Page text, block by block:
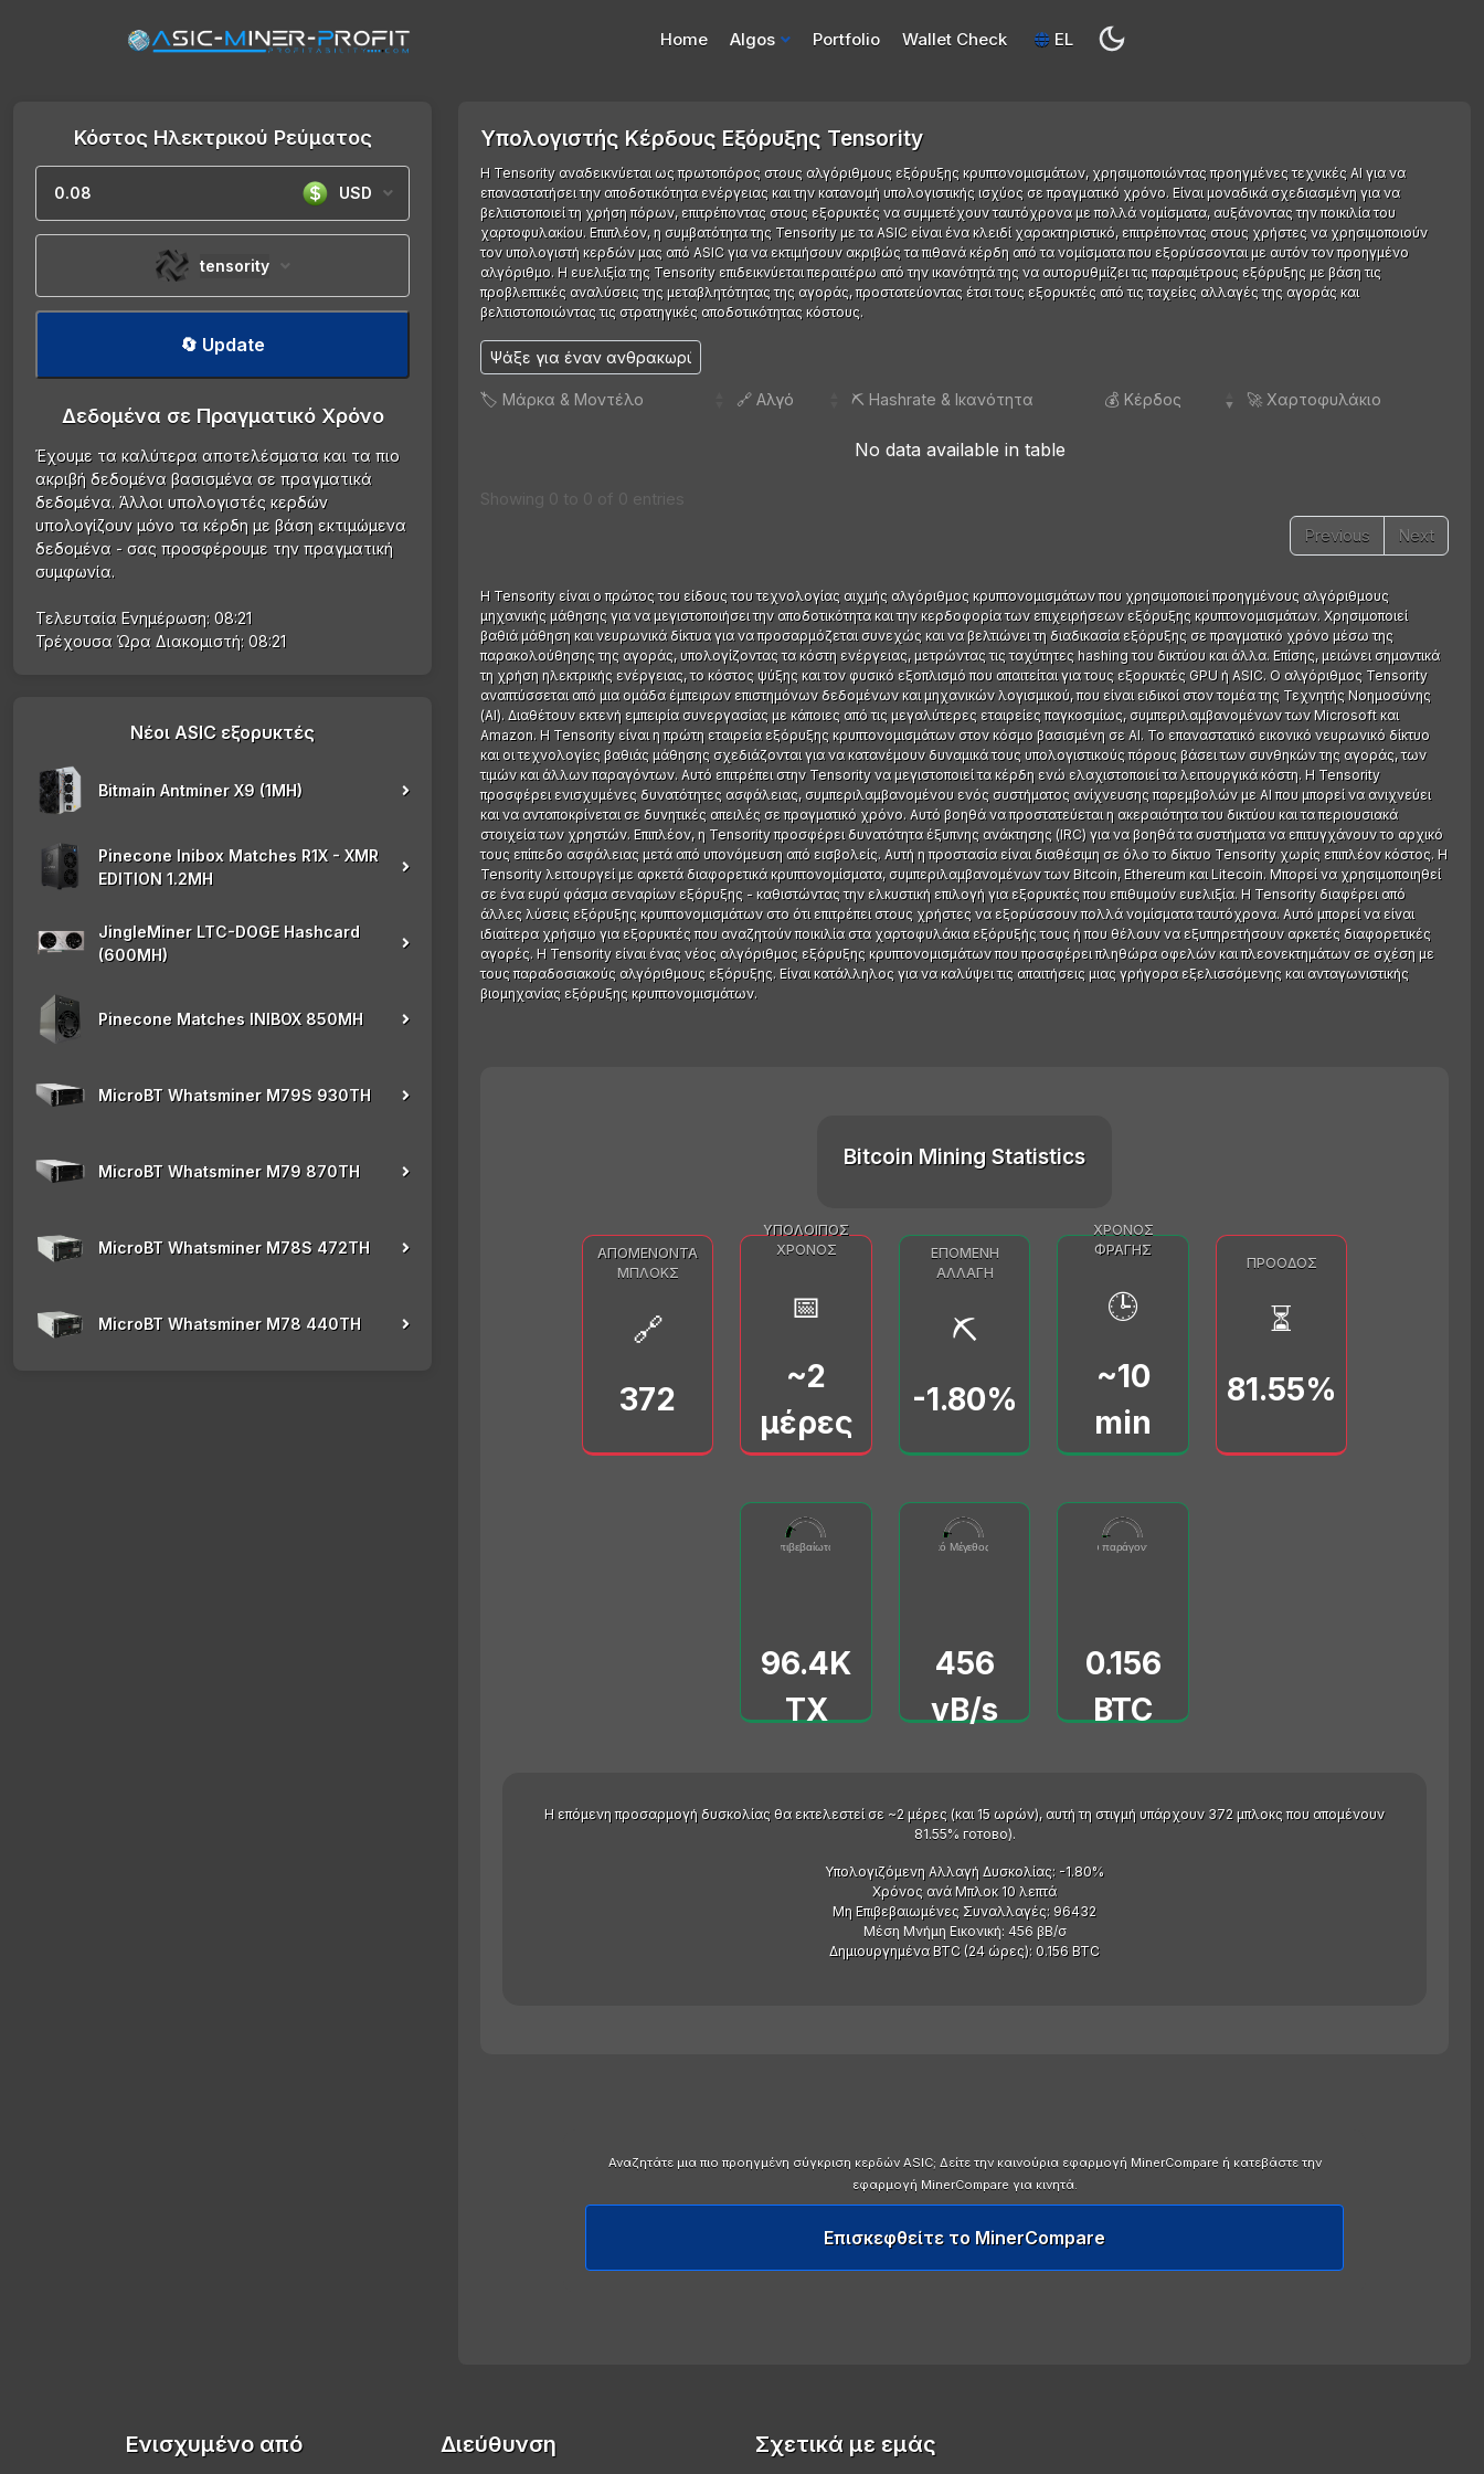
Home Algos Portfolio Wallet Check EL
Κόστος Ηλεκτρικού Ρεύματος
USD
tensority
🔄 Update
Δεδομένα σε Πραγματικό Χρόνο
Έχουμε τα καλύτερα αποτελέσματα και τα πιο
ακριβή δεδομένα βασισμένα σε πραγματικά
δεδομένα. Άλλοι υπολογιστές κερδών
υπολογίζουν μόνο τα κέρδη με βάση εκτιμώμενα
δεδομένα - σας προσφέρουμε την πραγματική
συμφωνία.
Τελευταία Ενημέρωση: 08:21
Τρέχουσα Ώρα Διακομιστή: 08:21
Νέοι ASIC εξορυκτές
Bitmain Antminer X9 (1MH)
Pinecone Inibox Matches R1X - XMR
EDITION 1.2MH
JingleMiner LTC-DOGE Hashcard
(600MH)
Pinecone Matches INIBOX 850MH
MicroBT Whatsminer M79S 930TH
MicroBT Whatsminer M79 870TH
MicroBT Whatsminer M78S 472TH
MicroBT Whatsminer M78 440TH
Υπολογιστής Κέρδους Εξόρυξης Tensority
Η Tensority αναδεικνύεται ως πρωτοπόρος στους αλγόριθμους εξόρυξης κρυπτονομισμάτων, χρησιμοποιώντας προηγμένες τεχνικές AI για να
επαναστατήσει την αποδοτικότητα ενέργειας και την κατανομή υπολογιστικής ισχύος σε πραγματικό χρόνο. Είναι μοναδικά σχεδιασμένη για να
βελτιστοποιεί τη χρήση πόρων, επιτρέποντας στους εξορυκτές να συμμετέχουν ταυτόχρονα με πολλά νομίσματα, αυξάνοντας την ποικιλία του
χαρτοφυλακίου. Επιπλέον, η συμβατότητα της Tensority με τα ASIC είναι ένα κλειδί χαρακτηριστικό, επιτρέποντας στους χρήστες να χρησιμοποιούν
τον υπολογιστή κερδών μας από ASIC για να εκτιμήσουν ακριβώς τα πιθανά κέρδη από τα νομίσματα που εξορύσσονται με αυτόν τον προηγμένο
αλγόριθμο. Η ευελιξία της Tensority επιδεικνύεται περαιτέρω από την ικανότητά της να αυτορυθμίζει τις παραμέτρους εξόρυξης με βάση τις
προβλεπτικές αναλύσεις της μεταβλητότητας της αγοράς, προστατεύοντας έτσι τους εξορυκτές από τις ταχείες αλλαγές της αγοράς και
βελτιστοποιώντας τις στρατηγικές αποδοτικότητας κόστους.
🏷️ Μάρκα & Μοντέλο 🔗 Αλγό ⛏️ Hashrate & Ικανότητα 💰 Κέρδος 🚀 Χαρτοφυλάκιο
No data available in table
Showing 0 to 0 of 0 entries
Previous
Next
Η Tensority είναι ο πρώτος του είδους του τεχνολογίας αιχμής αλγόριθμος κρυπτονομισμάτων που χρησιμοποιεί προηγμένους αλγόριθμους
μηχανικής μάθησης για να μεγιστοποιήσει την αποδοτικότητα και την κερδοφορία των επιχειρήσεων εξόρυξης κρυπτονομισμάτων. Χρησιμοποιεί
βαθιά μάθηση και νευρωνικά δίκτυα για να προσαρμόζεται συνεχώς και να βελτιώνει τη διαδικασία εξόρυξης σε πραγματικό χρόνο μέσω της
παρακολούθησης της αγοράς, υπολογίζοντας τα κόστη ενέργειας, μετρώντας τις ταχύτητες hashing του δικτύου και άλλα. Επίσης, μειώνει σημαντικά
τη χρήση ηλεκτρικής ενέργειας, το κόστος ψύξης και τον φυσικό εξοπλισμό που απαιτείται για τους εξορυκτές GPU ή ASIC. Ο αλγόριθμος Tensority
αναπτύσσεται από μια ομάδα έμπειρων επιστημόνων δεδομένων και μηχανικών λογισμικού, που είναι ειδικοί στον τομέα της Τεχνητής Νοημοσύνης
(AI). Διαθέτουν εκτενή εμπειρία συνεργασίας με κάποιες από τις μεγαλύτερες εταιρείες παγκοσμίως, συμπεριλαμβανομένων των Microsoft και
Amazon. Η Tensority είναι η πρώτη εταιρεία εξόρυξης κρυπτονομισμάτων στον κόσμο βασισμένη σε AI. Το επαναστατικό εικονικό νευρωνικό δίκτυο
και οι τεχνολογίες βαθιάς μάθησης σχεδιάζονται για να κατανέμουν δυναμικά τους υπολογιστικούς πόρους βάσει των συνθηκών της αγοράς, των
τιμών και άλλων παραγόντων. Αυτό επιτρέπει στην Tensority να μεγιστοποιεί τα κέρδη ενώ ελαχιστοποιεί τα λειτουργικά κόστη. Η Tensority
προσφέρει ενισχυμένες δυνατότητες ασφάλειας, συμπεριλαμβανομένου ενός συστήματος ανίχνευσης παρεμβολών με AI που μπορεί να ανιχνεύει
και να ανταποκρίνεται σε δυνητικές απειλές σε πραγματικό χρόνο. Αυτό βοηθά να προστατεύεται η ακεραιότητα του δικτύου και τα περιουσιακά
στοιχεία των χρηστών. Επιπλέον, η Tensority προσφέρει δυνατότητα έξυπνης ανάκτησης (IRC) για να βοηθά τα συστήματα να επιτυγχάνουν το αρχικό
τους επίπεδο ασφάλειας μετά από υπονόμευση από εισβολείς. Αυτή η προστασία είναι διαθέσιμη σε όλο το δίκτυο Tensority χωρίς επιπλέον κόστος. Η
Tensority λειτουργεί με αρκετά διαφορετικά κρυπτονομίσματα, συμπεριλαμβανομένων των Bitcoin, Ethereum και Litecoin. Μπορεί να χρησιμοποιηθεί
σε ένα ευρύ φάσμα σεναρίων εξόρυξης - καθιστώντας την ελκυστική επιλογή για εξορυκτές που επιθυμούν ευελιξία. Η Tensority διαφέρει από
άλλες λύσεις εξόρυξης κρυπτονομισμάτων στο ότι επιτρέπει στους χρήστες να εξορύσσουν πολλά νομίσματα ταυτόχρονα. Αυτό μπορεί να είναι
ιδιαίτερα χρήσιμο για εξορυκτές που αναζητούν ποικιλία στα χαρτοφυλάκια εξόρυξής τους ή που θέλουν να εξυπηρετήσουν αρκετές διαφορετικές
αγορές. Η Tensority είναι ένας νέος αλγόριθμος εξόρυξης κρυπτονομισμάτων που προσφέρει πληθώρα οφελών και πλεονεκτημάτων σε σχέση με
τους παραδοσιακούς αλγόριθμους εξόρυξης. Είναι κατάλληλος για να καλύψει τις απαιτήσεις μιας γρήγορα εξελισσόμενης και ανταγωνιστικής
βιομηχανίας εξόρυξης κρυπτονομισμάτων.
Bitcoin Mining Statistics
ΑΠΟΜΈΝΟΝΤΑ
ΜΠΛΟΚΣ
🔗
372
ΥΠΌΛΟΙΠΟΣ
ΧΡΌΝΟΣ
📅
~2
μέρες
ΕΠΌΜΕΝΗ
ΑΛΛΑΓΉ
⛏️
-1.80%
ΧΡΌΝΟΣ
ΦΡΑΓΉΣ
🕒
~10
min
ΠΡΌΟΔΟΣ
⏳
81.55%
96432
Συνολικός Ανεπιβεβαίωτος Αριθμός TX
0 500000
96.4K
TX
45561691
Εικονικό Μέγεθος (vB/s)
0 500000000
456
vB/s
0.156
Τέλη που παράγονται (BTC)
0 5
0.156
BTC
Η επόμενη προσαρμογή δυσκολίας θα εκτελεστεί σε ~2 μέρες (και 15 ωρών), αυτή τη στιγμή υπάρχουν 372 μπλοκς που απομένουν
81.55% готово).
Υπολογιζόμενη Αλλαγή Δυσκολίας: -1.80%
Χρόνος ανά Μπλοκ 10 λεπτά
Μη Επιβεβαιωμένες Συναλλαγές: 96432
Μέση Μνήμη Εικονική: 456 βB/σ
Δημιουργημένα BTC (24 ώρες): 0.156 BTC
Αναζητάτε μια πιο προηγμένη σύγκριση κερδών ASIC; Δείτε την καινούρια εφαρμογή MinerCompare ή κατεβάστε την
εφαρμογή MinerCompare για κινητά.
Επισκεφθείτε το MinerCompare
Ενισχυμένο από Διεύθυνση Σχετικά με εμάς